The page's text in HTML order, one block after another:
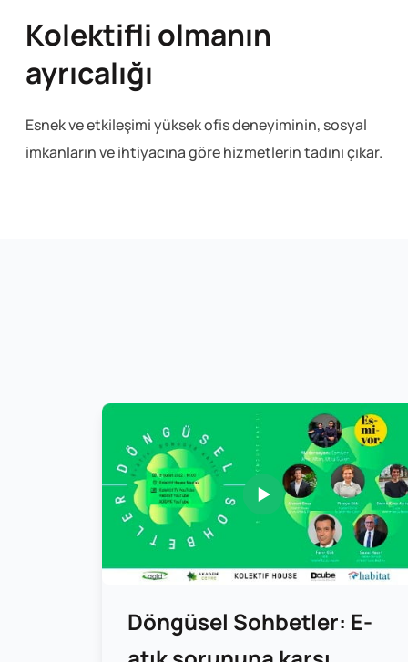
Kolektifli olmanın
ayrıcalığı
Esnek ve etkileşimi yüksek ofis deneyiminin, sosyal
imkanların ve ihtiyacına göre hizmetlerin tadını çıkar.
Döngüsel Sohbetler: E-